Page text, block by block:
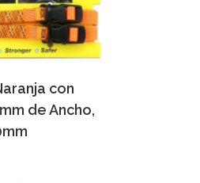
Vista Rapida
con
de Ancho,